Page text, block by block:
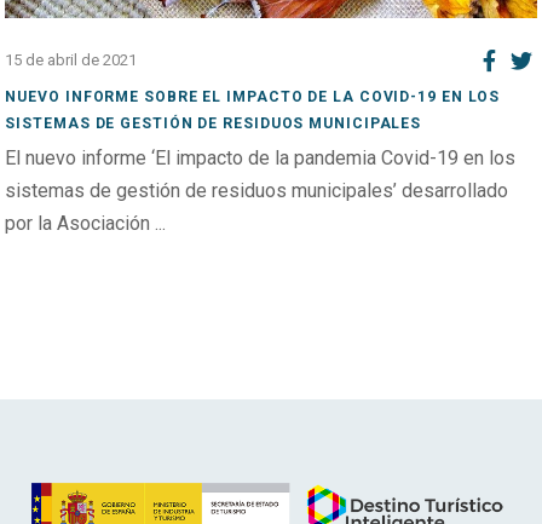
15 de abril de 2021
NUEVO INFORME SOBRE EL IMPACTO DE LA COVID-19 EN LOS
SISTEMAS DE GESTIÓN DE RESIDUOS MUNICIPALES
El nuevo informe ‘El impacto de la pandemia Covid-19 en los
sistemas de gestión de residuos municipales’ desarrollado
por la Asociación ...